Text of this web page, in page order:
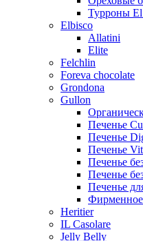
Турроны
Elbisco
Allatini
Elite
Felchlin
Foreva chocolate
Grondona
Gullon
Печенье
Печенье
Печенье
Печенье
Печенье
Печенье
Фирменное
Heritier
IL Casolare
Jelly Belly